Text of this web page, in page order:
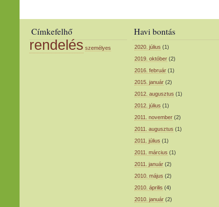
Címkefelhő
rendelés személyes
Havi bontás
2020. július (1)
2019. október (2)
2016. február (1)
2015. január (2)
2012. augusztus (1)
2012. július (1)
2011. november (2)
2011. augusztus (1)
2011. július (1)
2011. március (1)
2011. január (2)
2010. május (2)
2010. április (4)
2010. január (2)